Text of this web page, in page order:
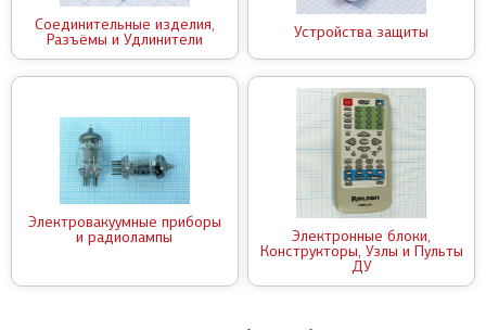
Соединительные изделия,
Разъёмы и Удлинители
Устройства защиты
Электровакуумные приборы
и радиолампы
Электронные блоки,
Конструкторы, Узлы и Пульты
ДУ